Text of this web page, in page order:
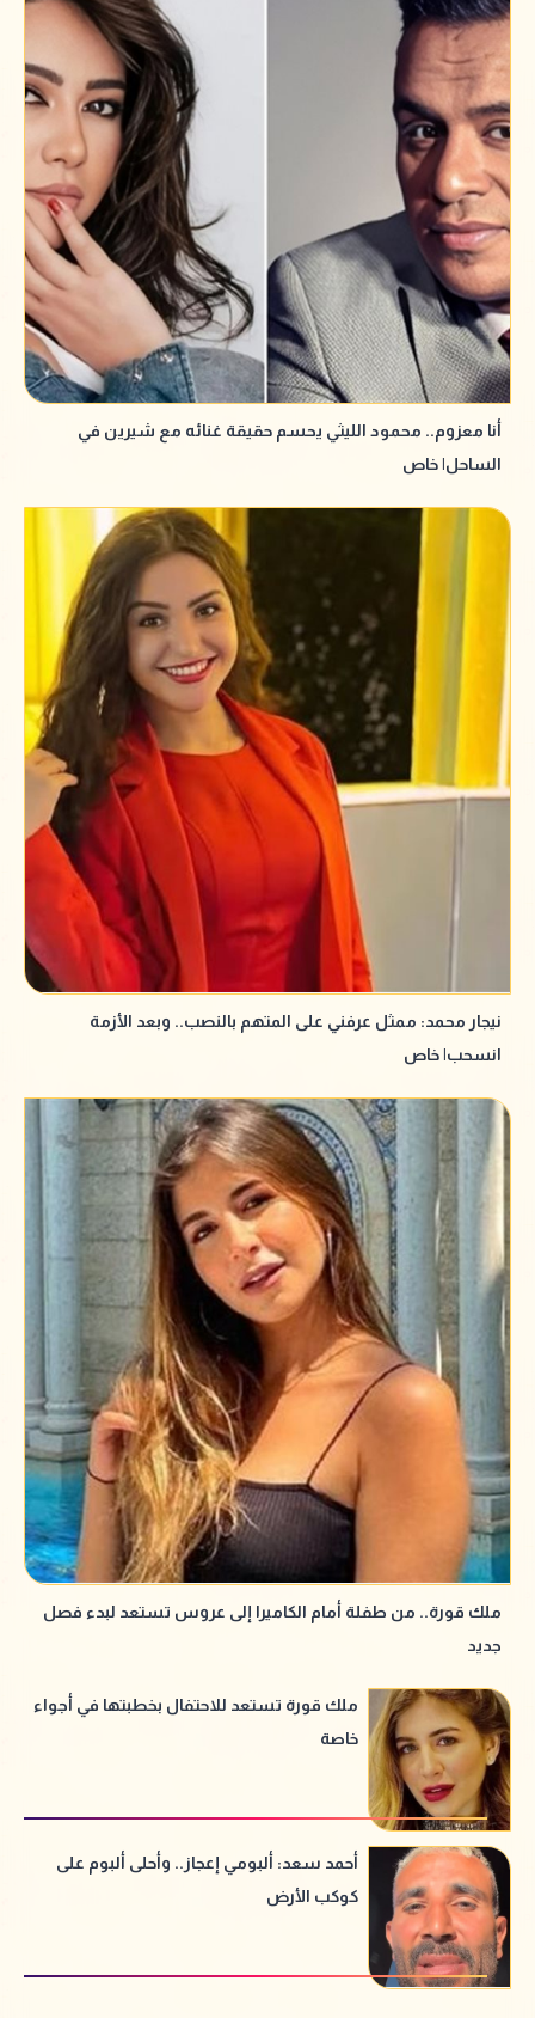
أنا معزوم.. محمود الليثي يحسم حقيقة غنائه مع شيرين في
الساحل| خاص
نيجار محمد: ممثل عرفني على المتهم بالنصب.. وبعد الأزمة
انسحب| خاص
ملك قورة.. من طفلة أمام الكاميرا إلى عروس تستعد لبدء فصل
جديد
ملك قورة تستعد للاحتفال بخطبتها في أجواء
خاصة
أحمد سعد: ألبومي إعجاز.. وأحلى ألبوم على
كوكب الأرض